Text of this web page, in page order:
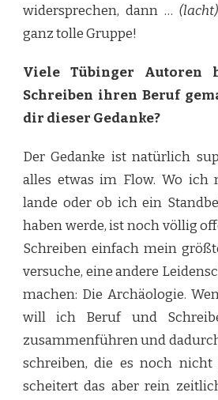
widersprechen, dann … (lacht)
ganz tolle Gruppe!
Viele Tübinger Autoren
Schreiben ihren Beruf
dir dieser Gedanke?
Der Gedanke ist natürlich
alles etwas im Flow. Wo ich
lande oder ob ich ein
haben werde, ist noch völlig
Schreiben einfach mein
versuche, eine andere
machen: Die Archäologie.
will ich Beruf und
zusammenführen und
schreiben, die es noch
scheitert das aber rein